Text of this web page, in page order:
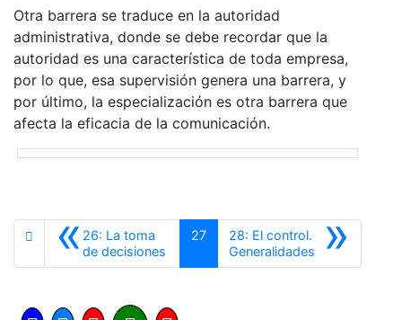
Otra barrera se traduce en la autoridad
administrativa, donde se debe recordar que la
autoridad es una característica de toda empresa,
por lo que, esa supervisión genera una barrera, y
por último, la especialización es otra barrera que
afecta la eficacia de la comunicación.
«26: La toma
de decisiones
27 »
28: El control.
GeneralidadesSiguiente